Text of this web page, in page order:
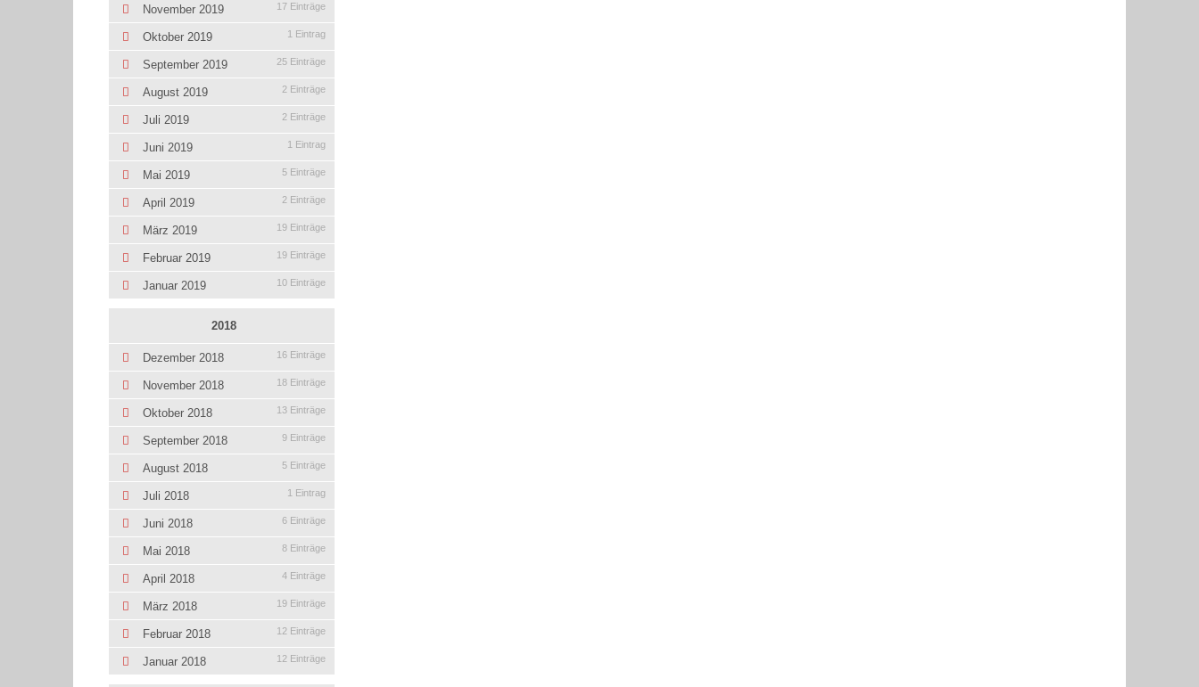
November 2019 17 Einträge
Oktober 2019 1 Eintrag
September 2019 25 Einträge
August 2019 2 Einträge
Juli 2019 2 Einträge
Juni 2019 1 Eintrag
Mai 2019 5 Einträge
April 2019 2 Einträge
März 2019 19 Einträge
Februar 2019 19 Einträge
Januar 2019 10 Einträge
2018
Dezember 2018 16 Einträge
November 2018 18 Einträge
Oktober 2018 13 Einträge
September 2018 9 Einträge
August 2018 5 Einträge
Juli 2018 1 Eintrag
Juni 2018 6 Einträge
Mai 2018 8 Einträge
April 2018 4 Einträge
März 2018 19 Einträge
Februar 2018 12 Einträge
Januar 2018 12 Einträge